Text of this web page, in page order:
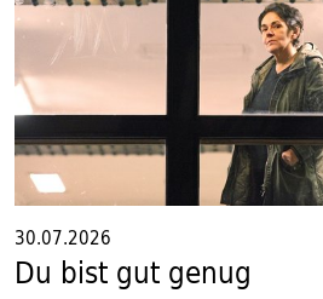
30.07.2026
Du bist gut genug